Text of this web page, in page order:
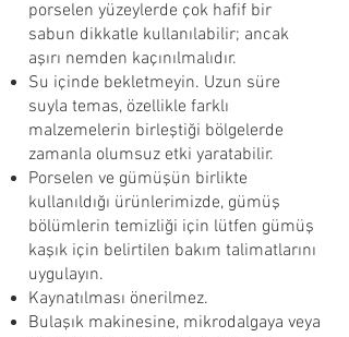
porselen yüzeylerde çok hafif bir
sabun dikkatle kullanılabilir; ancak
aşırı nemden kaçınılmalıdır.
Su içinde bekletmeyin. Uzun süre
suyla temas, özellikle farklı
malzemelerin birleştiği bölgelerde
zamanla olumsuz etki yaratabilir.
Porselen ve gümüşün birlikte
kullanıldığı ürünlerimizde, gümüş
bölümlerin temizliği için lütfen gümüş
kaşık için belirtilen bakım talimatlarını
uygulayın.
Kaynatılması önerilmez.
Bulaşık makinesine, mikrodalgaya veya